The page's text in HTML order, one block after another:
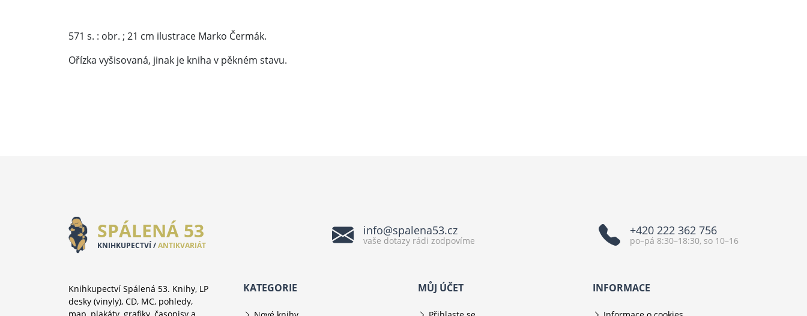
571 s. : obr. ; 21 cm ilustrace Marko Čermák.
Ořízka vyšisovaná, jinak je kniha v pěkném stavu.
SPÁLENÁ 53
KNIHKUPECTVÍ /ANTIKVARIÁT
info@spalena53.cz
vaše dotazy rádi zodpovíme
+420 222 362 756
po–pá 8:30–18:30, so 10–16
Knihkupectví Spálená 53. Knihy, LP
desky (vinyly), CD, MC, pohledy,
KATEGORIE MŮJ ÚČET INFORMACE